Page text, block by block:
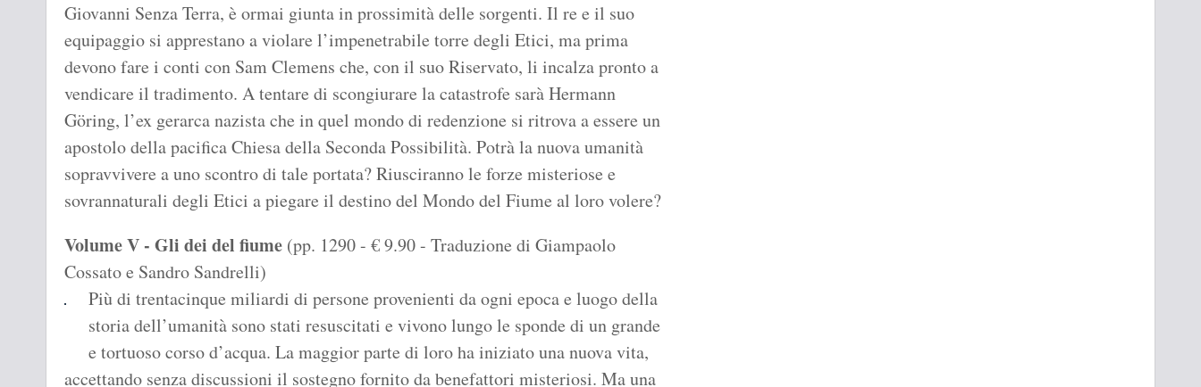
Giovanni Senza Terra, è ormai giunta in prossimità delle sorgenti. Il re e il suo
equipaggio si apprestano a violare l’impenetrabile torre degli Etici, ma prima
devono fare i conti con Sam Clemens che, con il suo Riservato, li incalza pronto a
vendicare il tradimento. A tentare di scongiurare la catastrofe sarà Hermann
Göring, l’ex gerarca nazista che in quel mondo di redenzione si ritrova a essere un
apostolo della pacifica Chiesa della Seconda Possibilità. Potrà la nuova umanità
sopravvivere a uno scontro di tale portata? Riusciranno le forze misteriose e
sovrannaturali degli Etici a piegare il destino del Mondo del Fiume al loro volere?
Volume V - Gli dei del fiume (pp. 1290 - € 9.90 - Traduzione di Giampaolo
Cossato e Sandro Sandrelli)
Più di trentacinque miliardi di persone provenienti da ogni epoca e luogo della
storia dell’umanità sono stati resuscitati e vivono lungo le sponde di un grande
e tortuoso corso d’acqua. La maggior parte di loro ha iniziato una nuova vita,
accettando senza discussioni il sostegno fornito da benefattori misteriosi. Ma una